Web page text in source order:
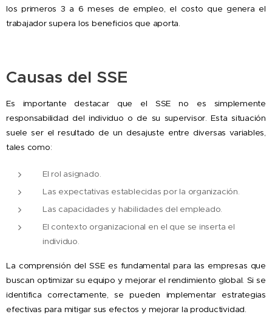
los primeros 3 a 6 meses de empleo, el costo que genera el
trabajador supera los beneficios que aporta.
Causas del SSE
Es importante destacar que el SSE no es simplemente
responsabilidad del individuo o de su supervisor. Esta situación
suele ser el resultado de un desajuste entre diversas variables,
tales como:
El rol asignado.
Las expectativas establecidas por la organización.
Las capacidades y habilidades del empleado.
El contexto organizacional en el que se inserta el
individuo.
La comprensión del SSE es fundamental para las empresas que
buscan optimizar su equipo y mejorar el rendimiento global. Si se
identifica correctamente, se pueden implementar estrategias
efectivas para mitigar sus efectos y mejorar la productividad.